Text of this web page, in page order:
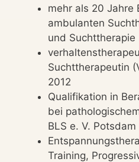
mehr als 20 Jahre
ambulanten
und Suchttherapie
Suchttherapeutin
2012
Qualifikation in
bei
BLS e. V. Potsdam
Training,